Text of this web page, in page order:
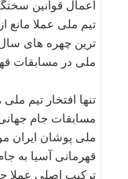
اعمال قوانین
تیم ملی عملا مانع
ترین چهره های سال
ملی در مسابقات
تنها افتخار تیم
ملی پوشان ایران
قهرمانی آسیا به
ترکیب اصلی عملا